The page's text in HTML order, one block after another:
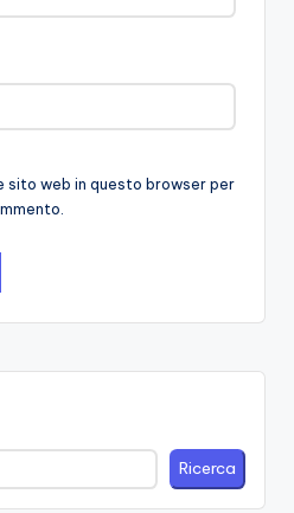
sito web in questo browser per
Ricerca